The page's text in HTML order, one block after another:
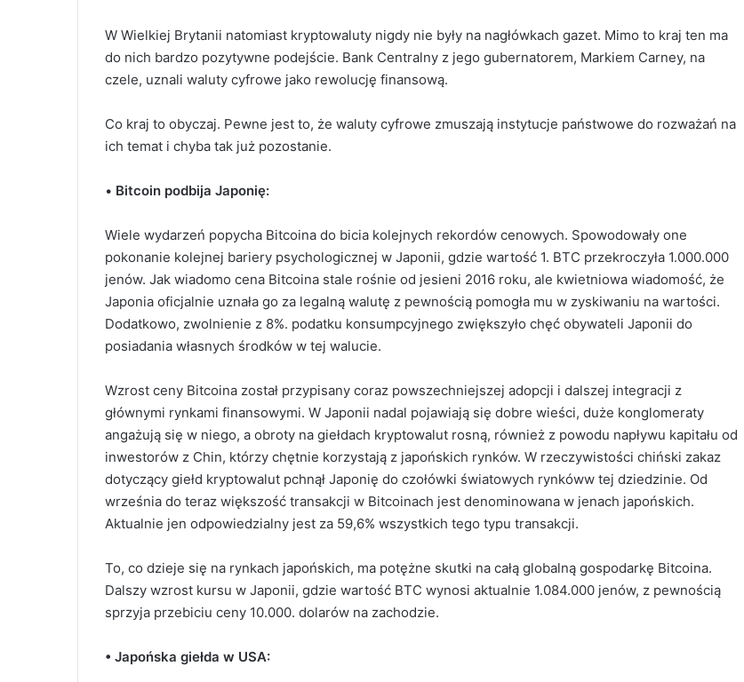
W Wielkiej Brytanii natomiast kryptowaluty nigdy nie były na nagłówkach gazet. Mimo to kraj ten ma
do nich bardzo pozytywne podejście. Bank Centralny z jego gubernatorem, Markiem Carney, na
czele, uznali waluty cyfrowe jako rewolucję finansową.
Co kraj to obyczaj. Pewne jest to, że waluty cyfrowe zmuszają instytucje państwowe do rozważań na
ich temat i chyba tak już pozostanie.
• Bitcoin podbija Japonię:
Wiele wydarzeń popycha Bitcoina do bicia kolejnych rekordów cenowych. Spowodowały one
pokonanie kolejnej bariery psychologicznej w Japonii, gdzie wartość 1. BTC przekroczyła 1.000.000
jenów. Jak wiadomo cena Bitcoina stale rośnie od jesieni 2016 roku, ale kwietniowa wiadomość, że
Japonia oficjalnie uznała go za legalną walutę z pewnością pomogła mu w zyskiwaniu na wartości.
Dodatkowo, zwolnienie z 8%. podatku konsumpcyjnego zwiększyło chęć obywateli Japonii do
posiadania własnych środków w tej walucie.
Wzrost ceny Bitcoina został przypisany coraz powszechniejszej adopcji i dalszej integracji z
głównymi rynkami finansowymi. W Japonii nadal pojawiają się dobre wieści, duże konglomeraty
angażują się w niego, a obroty na giełdach kryptowalut rosną, również z powodu napływu kapitału od
inwestorów z Chin, którzy chętnie korzystają z japońskich rynków. W rzeczywistości chiński zakaz
dotyczący giełd kryptowalut pchnął Japonię do czołówki światowych rynkóww tej dziedzinie. Od
września do teraz większość transakcji w Bitcoinach jest denominowana w jenach japońskich.
Aktualnie jen odpowiedzialny jest za 59,6% wszystkich tego typu transakcji.
To, co dzieje się na rynkach japońskich, ma potężne skutki na całą globalną gospodarkę Bitcoina.
Dalszy wzrost kursu w Japonii, gdzie wartość BTC wynosi aktualnie 1.084.000 jenów, z pewnością
sprzyja przebiciu ceny 10.000. dolarów na zachodzie.
• Japońska giełda w USA: